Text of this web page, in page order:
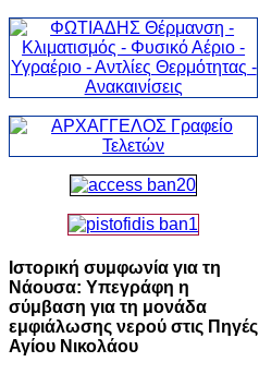
Ιστορική συμφωνία για τη
Νάουσα: Υπεγράφη η
σύμβαση για τη μονάδα
εμφιάλωσης νερού στις Πηγές
Αγίου Νικολάου